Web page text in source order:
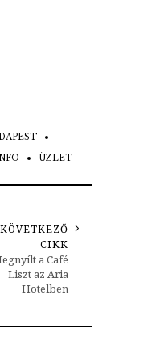
ÜZLET
KÖVETKEZŐ
CIKK
a Café
Liszt az Aria
Hotelben